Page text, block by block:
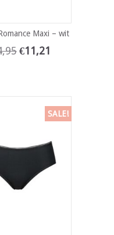
Maxi – wit
€11,21
SALE!